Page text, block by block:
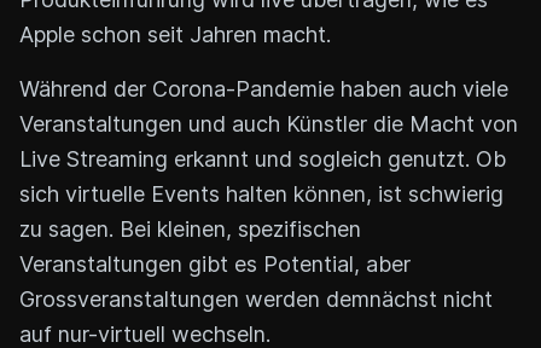
Apple schon seit Jahren macht.
Während der Corona-Pandemie haben auch viele
Veranstaltungen und auch Künstler die Macht von
Live Streaming erkannt und sogleich genutzt. Ob
sich virtuelle Events halten können, ist schwierig
zu sagen. Bei kleinen, spezifischen
Veranstaltungen gibt es Potential, aber
Grossveranstaltungen werden demnächst nicht
auf nur-virtuell wechseln.